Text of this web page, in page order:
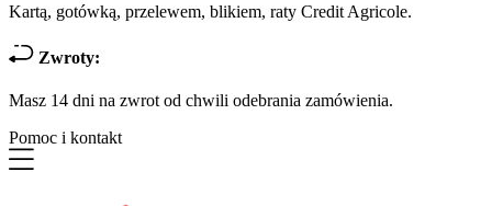
Kartą, gotówką, przelewem, blikiem, raty Credit Agricole.
Zwroty:
Masz 14 dni na zwrot od chwili odebrania zamówienia.
Pomoc i kontakt